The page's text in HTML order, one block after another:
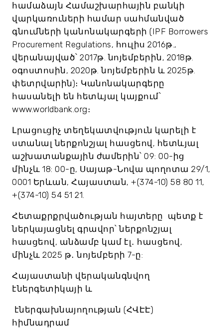
համաձայն Համաշխարհային բանկի
վարկառուների համար սահմանված
գնումների կանոնակարգերի (IPF Borrowers
Procurement Regulations, հուլիս 2016թ.,
վերանայված՝ 2017թ. նոյեմբերին, 2018թ.
օգոստոսին, 2020թ. նոյեմբերին և 2025թ.
փետրվարին)։ Կանոնակարգերը
հասանելի են հետևյալ կայքում՝
www.worldbank.org։
Լրացուցիչ տեղեկատվություն կարելի է
ստանալ ներքոնշյալ հասցեով, հետևյալ
աշխատանքային ժամերին՝ 09: 00-ից
մինչև 18: 00-ը, Սայաթ-Նովա պողոտա 29/1,
0001 Երևան, Հայաստան, +(374-10) 58 80 11,
+(374-10) 54 51 21.
Հետաքրքրվածության հայտերը պետք է
ներկայացնել գրավոր՝ ներքոնշյալ
հասցեով, անձամբ կամ էլ․ հասցեով,
մինչև 2025 թ․ նոյեմբերի 7-ը:
Հայաստանի վերականգնվող
էներգետիկայի և
էներգախնայողության (ՀՎԷԷ)
հիմնադրամ